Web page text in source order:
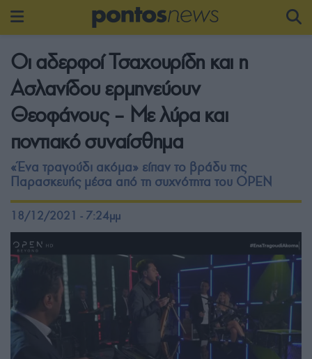
Οι αδερφοί Τσαχουρίδη και η
Ασλανίδου ερμηνεύουν
Θεοφάνους – Με λύρα και
ποντιακό συναίσθημα
«Ένα τραγούδι ακόμα» είπαν το βράδυ της
Παρασκευής μέσα από τη συχνότητα του OPEN
18/12/2021 - 7:24μμ